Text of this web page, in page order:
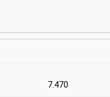
7.470